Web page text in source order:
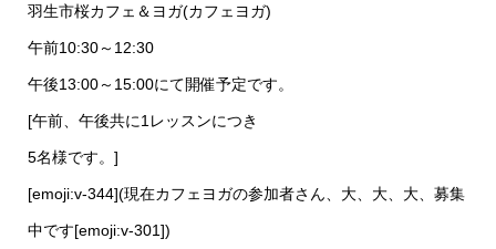
羽生市桜カフェ＆ヨガ(カフェヨガ)
午前10:30～12:30
午後13:00～15:00にて開催予定です。
[午前、午後共に1レッスンにつき
5名様です。]
[emoji:v-344](現在カフェヨガの参加者さん、大、大、大、募集
中です[emoji:v-301])